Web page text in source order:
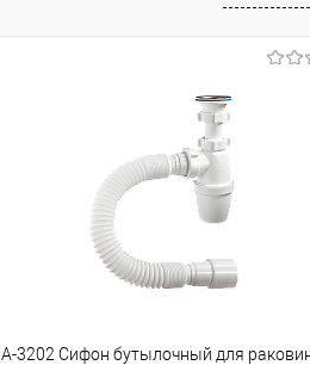
А-3202 Сифон бутылочный для